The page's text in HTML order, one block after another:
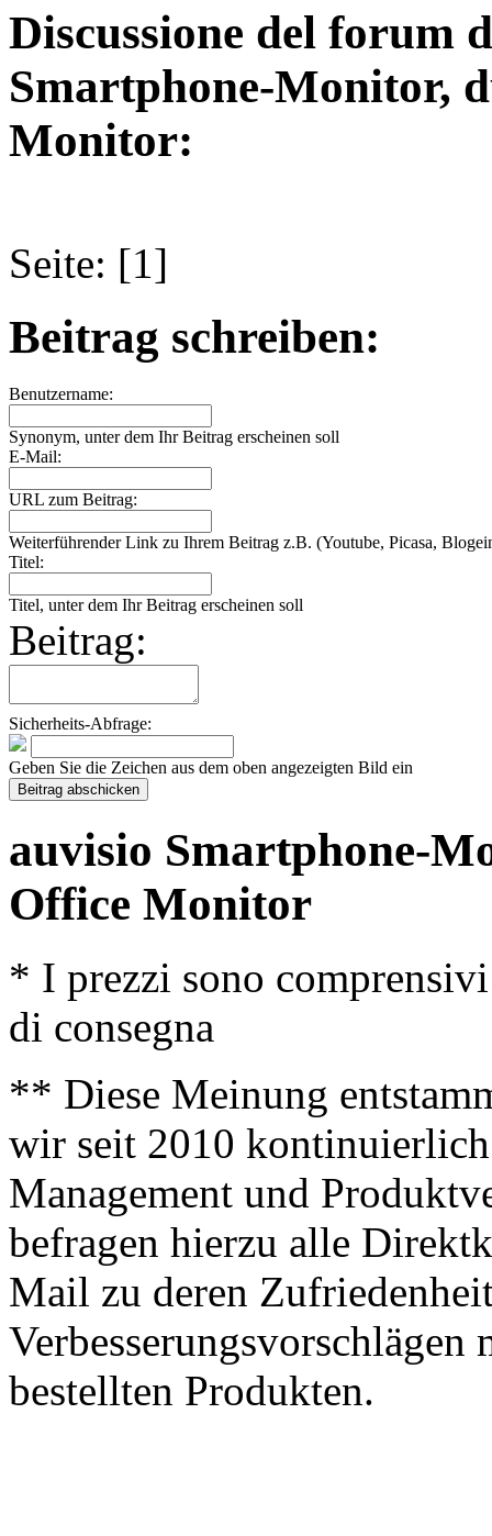
Discussione del forum
Smartphone-Monitor,
Monitor:
Seite: [1]
Beitrag schreiben:
Benutzername:
Synonym, unter dem Ihr Beitrag erscheinen soll
E-Mail:
URL zum Beitrag:
Weiterführender Link zu Ihrem Beitrag z.B. (Youtube, Picasa,
Titel:
Titel, unter dem Ihr Beitrag erscheinen soll
Beitrag:
Sicherheits-Abfrage:
Geben Sie die Zeichen aus dem oben angezeigten Bild ein
auvisio Smartphone-
Office Monitor
* I prezzi sono
di consegna
** Diese Meinung
wir seit 2010
Management und
befragen hierzu alle
Mail zu deren
bestellten Produkten.